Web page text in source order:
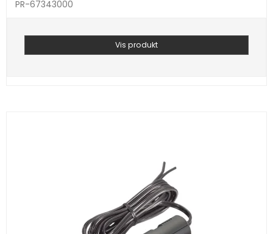
PR-67343000
Vis produkt